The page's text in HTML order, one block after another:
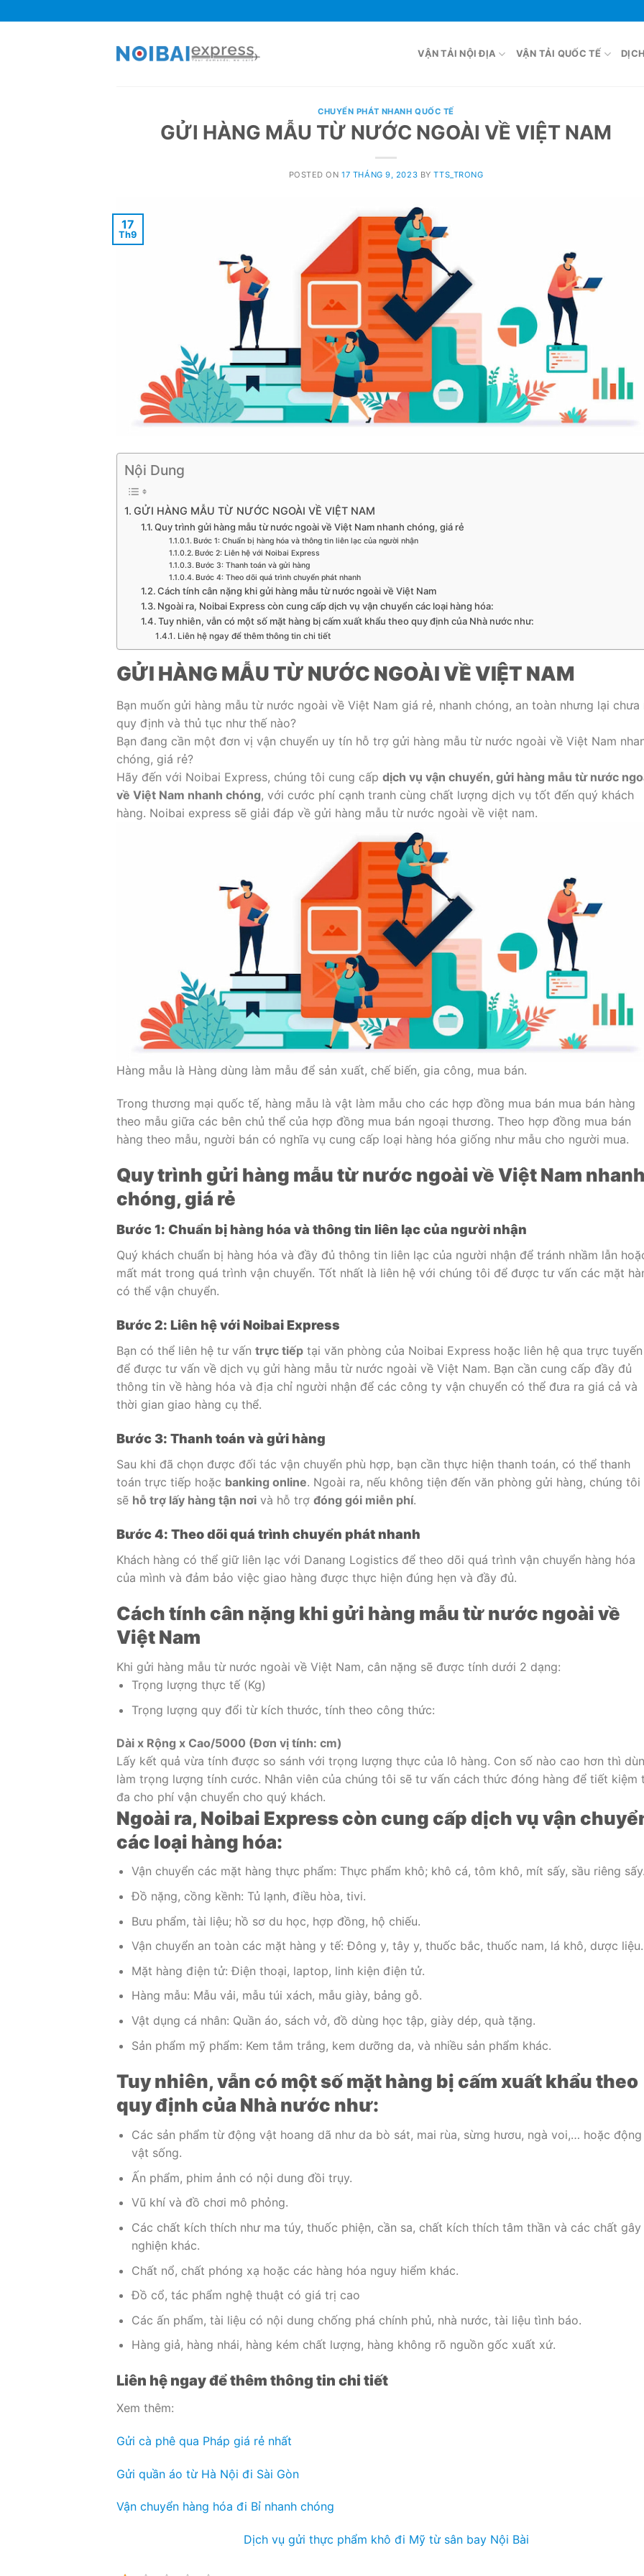
to
VẬN TẢI NỘI ĐỊA VẬN TẢI QUỐC TẾ
CHUYỂN PHÁT NHANH QUỐC TẾ
GỬI HÀNG MẪU TỪ NƯỚC NGOÀI VỀ VIỆT NAM
POSTED ON17 THÁNG 9, 2023 BYTTS_TRONG
17
Th9
Nội Dung
GỬI HÀNG MẪU TỪ NƯỚC NGOÀI VỀ VIỆT NAM
Quy trình gửi hàng mẫu từ nước ngoài về Việt Nam nhanh chóng, giá rẻ
Bước 1: Chuẩn bị hàng hóa và thông tin liên lạc của người nhận
Bước 2: Liên hệ với Noibai Express
Bước 3: Thanh toán và gửi hàng
Bước 4: Theo dõi quá trình chuyển phát nhanh
Cách tính cân nặng khi gửi hàng mẫu từ nước ngoài về Việt Nam
Ngoài ra, Noibai Express còn cung cấp dịch vụ vận chuyển các loại hàng hóa:
Tuy nhiên, vẫn có một số mặt hàng bị cấm xuất khẩu theo quy định của Nhà nước như:
Liên hệ ngay để thêm thông tin chi tiết
GỬI HÀNG MẪU TỪ NƯỚC NGOÀI VỀ VIỆT NAM
Bạn muốn gửi hàng mẫu từ nước ngoài về Việt Nam giá rẻ, nhanh chóng, an toàn nhưng lại chưa
quy định và thủ tục như thế nào?
Bạn đang cần một đơn vị vận chuyển uy tín hỗ trợ gửi hàng mẫu từ nước ngoài về Việt Nam
chóng, giá rẻ?
Hãy đến với Noibai Express, chúng tôi cung cấp dịch vụ vận chuyển, gửi hàng mẫu từ nước
về Việt Nam nhanh chóng, với cước phí cạnh tranh cùng chất lượng dịch vụ tốt đến quý khách
hàng. Noibai express sẽ giải đáp về gửi hàng mẫu từ nước ngoài về việt nam.
Hàng mẫu là Hàng dùng làm mẫu để sản xuất, chế biến, gia công, mua bán.
Trong thương mại quốc tế, hàng mẫu là vật làm mẫu cho các hợp đồng mua bán mua bán hàng
theo mẫu giữa các bên chủ thể của hợp đồng mua bán ngoại thương. Theo hợp đồng mua bán
hàng theo mẫu, người bán có nghĩa vụ cung cấp loại hàng hóa giống như mẫu cho người mua.
Quy trình gửi hàng mẫu từ nước ngoài về Việt Nam nhanh
chóng, giá rẻ
Bước 1: Chuẩn bị hàng hóa và thông tin liên lạc của người nhận
Quý khách chuẩn bị hàng hóa và đầy đủ thông tin liên lạc của người nhận để tránh nhầm lẫn
mất mát trong quá trình vận chuyển. Tốt nhất là liên hệ với chúng tôi để được tư vấn các mặt
có thể vận chuyển.
Bước 2: Liên hệ với Noibai Express
Bạn có thể liên hệ tư vấn trực tiếp tại văn phòng của Noibai Express hoặc liên hệ qua trực tuyến
để được tư vấn về dịch vụ gửi hàng mẫu từ nước ngoài về Việt Nam. Bạn cần cung cấp đầy đủ
thông tin về hàng hóa và địa chỉ người nhận để các công ty vận chuyển có thể đưa ra giá cả và
thời gian giao hàng cụ thể.
Bước 3: Thanh toán và gửi hàng
Sau khi đã chọn được đối tác vận chuyển phù hợp, bạn cần thực hiện thanh toán, có thể thanh
toán trực tiếp hoặc banking online. Ngoài ra, nếu không tiện đến văn phòng gửi hàng, chúng tôi
sẽ hỗ trợ lấy hàng tận nơi và hỗ trợ đóng gói miễn phí.
Bước 4: Theo dõi quá trình chuyển phát nhanh
Khách hàng có thể giữ liên lạc với Danang Logistics để theo dõi quá trình vận chuyển hàng hóa
của mình và đảm bảo việc giao hàng được thực hiện đúng hẹn và đầy đủ.
Cách tính cân nặng khi gửi hàng mẫu từ nước ngoài về
Việt Nam
Khi gửi hàng mẫu từ nước ngoài về Việt Nam, cân nặng sẽ được tính dưới 2 dạng:
Trọng lượng thực tế (Kg)
Trọng lượng quy đổi từ kích thước, tính theo công thức:
Dài x Rộng x Cao/5000 (Đơn vị tính: cm)
Lấy kết quả vừa tính được so sánh với trọng lượng thực của lô hàng. Con số nào cao hơn thì
làm trọng lượng tính cước. Nhân viên của chúng tôi sẽ tư vấn cách thức đóng hàng để tiết kiệm
đa cho phí vận chuyển cho quý khách.
Ngoài ra, Noibai Express còn cung cấp dịch vụ vận
các loại hàng hóa:
Vận chuyển các mặt hàng thực phẩm: Thực phẩm khô; khô cá, tôm khô, mít sấy, sầu riêng sấy.
Đồ nặng, cồng kềnh: Tủ lạnh, điều hòa, tivi.
Bưu phẩm, tài liệu; hồ sơ du học, hợp đồng, hộ chiếu.
Vận chuyển an toàn các mặt hàng y tế: Đông y, tây y, thuốc bắc, thuốc nam, lá khô, dược liệu.
Mặt hàng điện tử: Điện thoại, laptop, linh kiện điện tử.
Hàng mẫu: Mẫu vải, mẫu túi xách, mẫu giày, bảng gỗ.
Vật dụng cá nhân: Quần áo, sách vở, đồ dùng học tập, giày dép, quà tặng.
Sản phẩm mỹ phẩm: Kem tắm trắng, kem dưỡng da, và nhiều sản phẩm khác.
Tuy nhiên, vẫn có một số mặt hàng bị cấm xuất khẩu theo
quy định của Nhà nước như:
Các sản phẩm từ động vật hoang dã như da bò sát, mai rùa, sừng hươu, ngà voi,… hoặc động
vật sống.
Ấn phẩm, phim ảnh có nội dung đồi trụy.
Vũ khí và đồ chơi mô phỏng.
Các chất kích thích như ma túy, thuốc phiện, cần sa, chất kích thích tâm thần và các chất gây
nghiện khác.
Chất nổ, chất phóng xạ hoặc các hàng hóa nguy hiểm khác.
Đồ cổ, tác phẩm nghệ thuật có giá trị cao
Các ấn phẩm, tài liệu có nội dung chống phá chính phủ, nhà nước, tài liệu tình báo.
Hàng giả, hàng nhái, hàng kém chất lượng, hàng không rõ nguồn gốc xuất xứ.
Liên hệ ngay để thêm thông tin chi tiết
Xem thêm:
Gửi cà phê qua Pháp giá rẻ nhất
Gửi quần áo từ Hà Nội đi Sài Gòn
Vận chuyển hàng hóa đi Bỉ nhanh chóng
Dịch vụ gửi thực phẩm khô đi Mỹ từ sân bay Nội Bài